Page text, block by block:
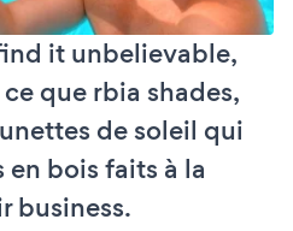
it unbelievable,
que rbia shades,
de soleil qui
bois faits à la
business.